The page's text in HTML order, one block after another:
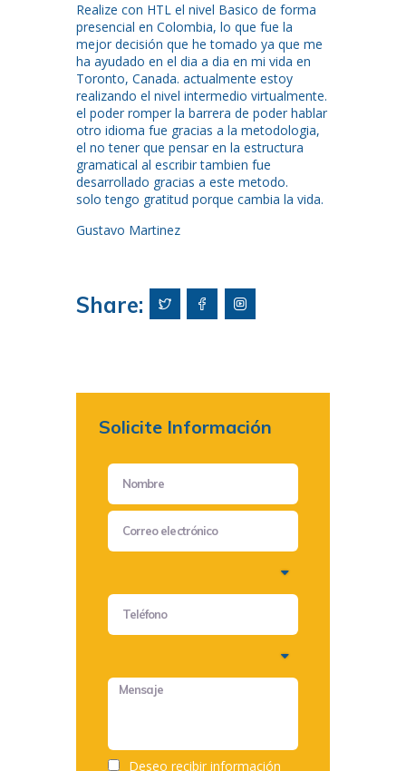
Realize con HTL el nivel Basico de forma
presencial en Colombia, lo que fue la
mejor decisión que he tomado ya que me
ha ayudado en el dia a dia en mi vida en
Toronto, Canada. actualmente estoy
realizando el nivel intermedio virtualmente.
el poder romper la barrera de poder hablar
otro idioma fue gracias a la metodologia,
el no tener que pensar en la estructura
gramatical al escribir tambien fue
desarrollado gracias a este metodo.
solo tengo gratitud porque cambia la vida.
Gustavo Martinez
Share:
Solicite Información
Deseo recibir información